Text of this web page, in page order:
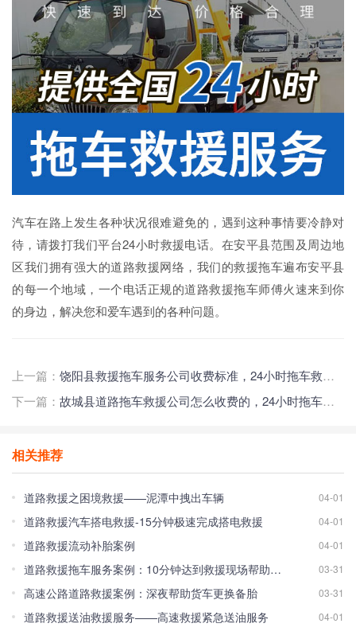
汽车在路上发生各种状况很难避免的，遇到这种事情要冷静对
待，请拨打我们平台24小时救援电话。在安平县范围及周边地
区我们拥有强大的道路救援网络，我们的救援拖车遍布安平县
的每一个地域，一个电话正规的道路救援拖车师傅火速来到你
的身边，解决您和爱车遇到的各种问题。
上一篇： 饶阳县救援拖车服务公司收费标准，24小时拖车救援电话号码
下一篇： 故城县道路拖车救援公司怎么收费的，24小时拖车服务电话
相关推荐
道路救援之困境救援——泥潭中拽出车辆 04-01
道路救援汽车搭电救援-15分钟极速完成搭电救援 04-01
道路救援流动补胎案例 04-01
道路救援拖车服务案例：10分钟达到救援现场帮助车主脱离困境！ 03-31
高速公路道路救援案例：深夜帮助货车更换备胎 03-31
道路救援送油救援服务——高速救援紧急送油服务 04-01